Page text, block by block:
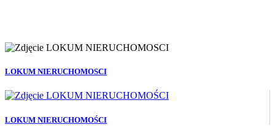
LOKUM NIERUCHOMOSCI
LOKUM NIERUCHOMOŚCI